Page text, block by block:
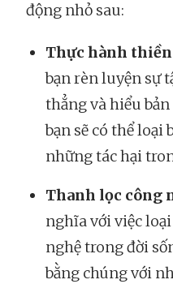
động nhỏ sau:
Thực hành
bạn rèn luyện sự
thẳng và hiểu
bạn sẽ có thể loại
những tác hại
Thanh lọc công
nghĩa với việc
nghệ trong đời
bằng chúng với